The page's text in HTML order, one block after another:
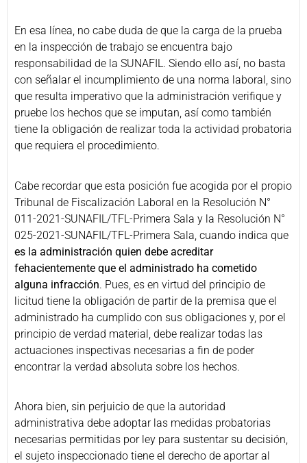
En esa línea, no cabe duda de que la carga de la prueba
en la inspección de trabajo se encuentra bajo
responsabilidad de la SUNAFIL. Siendo ello así, no basta
con señalar el incumplimiento de una norma laboral, sino
que resulta imperativo que la administración verifique y
pruebe los hechos que se imputan, así como también
tiene la obligación de realizar toda la actividad probatoria
que requiera el procedimiento.
Cabe recordar que esta posición fue acogida por el propio
Tribunal de Fiscalización Laboral en la Resolución N°
011-2021-SUNAFIL/TFL-Primera Sala y la Resolución N°
025-2021-SUNAFIL/TFL-Primera Sala, cuando indica que
es la administración quien debe acreditar
fehacientemente que el administrado ha cometido
alguna infracción. Pues, es en virtud del principio de
licitud tiene la obligación de partir de la premisa que el
administrado ha cumplido con sus obligaciones y, por el
principio de verdad material, debe realizar todas las
actuaciones inspectivas necesarias a fin de poder
encontrar la verdad absoluta sobre los hechos.
Ahora bien, sin perjuicio de que la autoridad
administrativa debe adoptar las medidas probatorias
necesarias permitidas por ley para sustentar su decisión,
el sujeto inspeccionado tiene el derecho de aportar al